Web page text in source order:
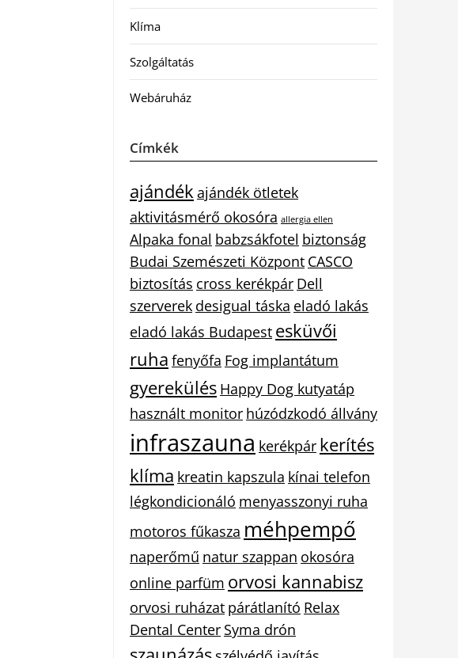
Klíma
Szolgáltatás
Webáruház
Címkék
ajándékajándék ötletek
aktivitásmérő okosóra allergia ellen
Alpaka fonal babzsákfotel biztonság
Budai Szemészeti Központ CASCO
biztosítás cross kerékpár Dell
szerverek desigual táska eladó lakás
eladó lakás Budapest esküvői
ruha fenyőfa Fog implantátum
gyerekülés Happy Dog kutyatáp
használt monitor húzódzkodó állvány
infraszauna kerékpár kerítés
klíma kreatin kapszula kínai telefon
légkondicionáló menyasszonyi ruha
motoros fűkasza méhpempő
naperőmű natur szappan okosóra
online parfüm orvosi kannabisz
orvosi ruházat párátlanító Relax
Dental Center Syma drón